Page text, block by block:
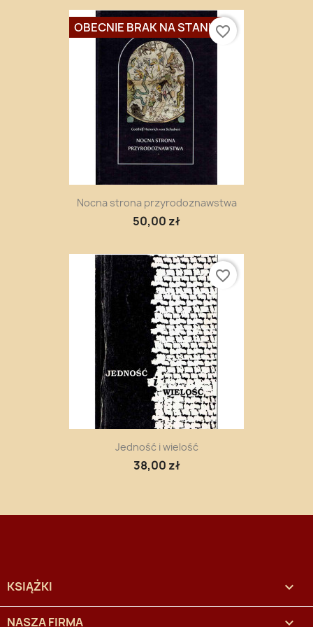
Nocna strona przyrodoznawstwa
50,00 zł
OBECNIE BRAK NA STANIEfavorite_border
Jedność i wielość
38,00 zł
favorite_border
KSIĄŻKI 
NASZA FIRMA 